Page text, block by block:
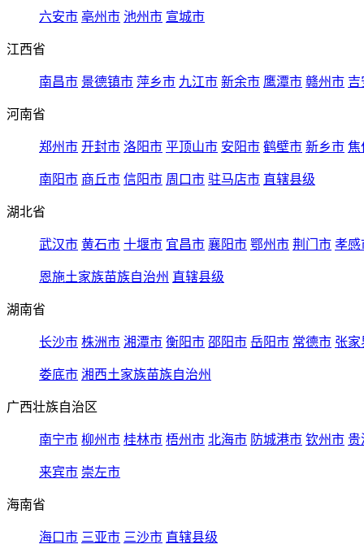
六安市 亳州市 池州市 宣城市
江西省
南昌市 景德镇市 萍乡市 九江市 新余市 鹰潭市 赣州市 吉
河南省
郑州市 开封市 洛阳市 平顶山市 安阳市 鹤壁市 新乡市 焦
南阳市 商丘市 信阳市 周口市 驻马店市 直辖县级
湖北省
武汉市 黄石市 十堰市 宜昌市 襄阳市 鄂州市 荆门市 孝感
恩施土家族苗族自治州 直辖县级
湖南省
长沙市 株洲市 湘潭市 衡阳市 邵阳市 岳阳市 常德市 张家
娄底市 湘西土家族苗族自治州
广西壮族自治区
南宁市 柳州市 桂林市 梧州市 北海市 防城港市 钦州市 贵
来宾市 崇左市
海南省
海口市 三亚市 三沙市 直辖县级